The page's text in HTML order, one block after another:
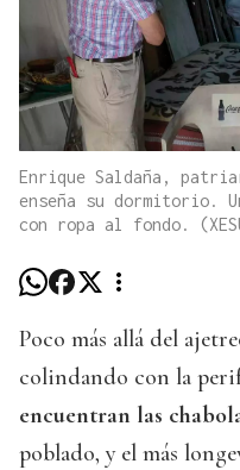
Enrique Saldaña,
enseña su dormitorio.
con ropa al fondo.
Poco más allá del
colindando con la
encuentran las
poblado, y el más